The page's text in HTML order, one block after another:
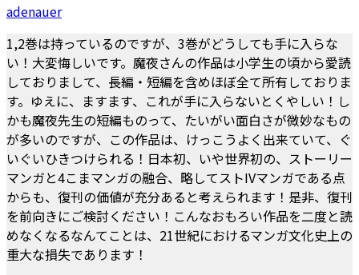
adenauer
1,2巻は持っているのですが、3巻がどうしても手に入らな
い！大変悔しいです。魔夜さんの作品は小学生の頃から愛読
しておりまして、長編・短編を含めほぼ全て所有しておりま
す。ゆえに、ますます、これが手に入らないとくやしい！し
かも魔夜先生の短編ものって、たいがい面白さが微妙なもの
が多いのですが、この作品は、けっこうよく出来ていて、ぐ
いぐいひきつけられる！日本初、いや世界初の、ストーリー
マンガと4こまマンガの融合、略してストIVマンガである点
からも、復刊の価値が充分あると考えられます！是非、復刊
を前向きにご検討ください！こんなおもろい作品を二度と読
めなくなるなんてことは、21世紀におけるマンガ文化史上の
重大な損失であります！